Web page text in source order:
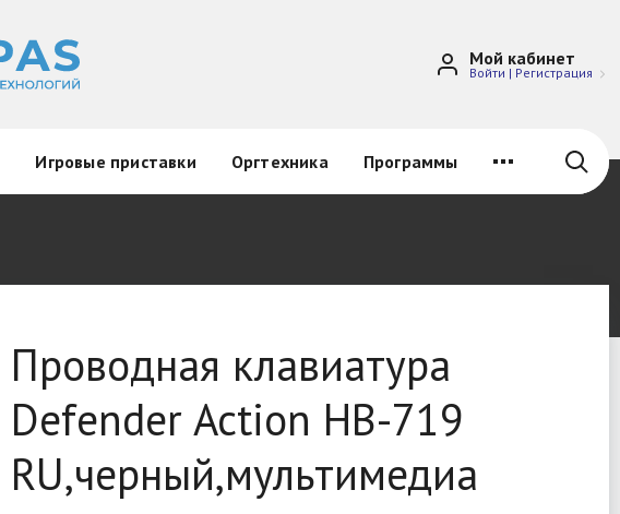
Мой кабинет
Войти | Регистрация
Игровые приставки Оргтехника Программы
Проводная клавиатура
Defender Action HB-719
RU,черный,мультимедиа